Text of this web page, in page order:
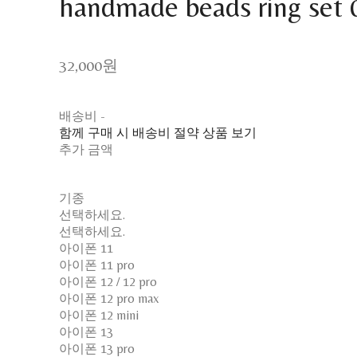
handmade beads ring set
32,000원
배송비 -
함께 구매 시 배송비 절약 상품 보기
추가 금액
기종
선택하세요.
선택하세요.
아이폰 11
아이폰 11 pro
아이폰 12 / 12 pro
아이폰 12 pro max
아이폰 12 mini
아이폰 13
아이폰 13 pro